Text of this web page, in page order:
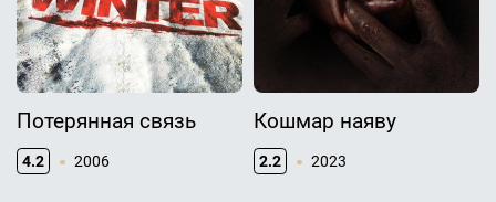
Потерянная связь
4.2 2006
Кошмар наяву
2.2 2023